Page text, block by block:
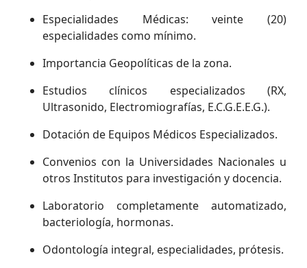
Especialidades Médicas: veinte (20)
especialidades como mínimo.
Importancia Geopolíticas de la zona.
Estudios clínicos especializados (RX,
Ultrasonido, Electromiografías, E.C.G.E.E.G.).
Dotación de Equipos Médicos Especializados.
Convenios con la Universidades Nacionales u
otros Institutos para investigación y docencia.
Laboratorio completamente automatizado,
bacteriología, hormonas.
Odontología integral, especialidades, prótesis.